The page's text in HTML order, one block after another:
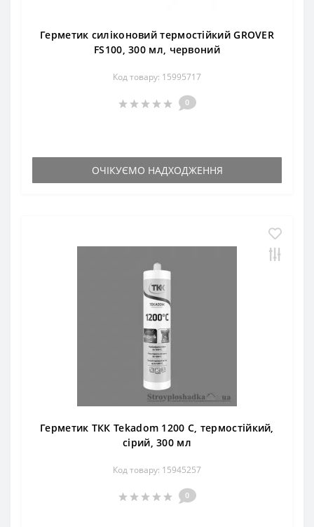
Герметик силіконовий термостійкий GROVER
FS100, 300 мл, червоний
Код товару: 15995717
0
ОЧІКУЄМО НАДХОДЖЕННЯ
Герметик ТКК Tekadom 1200 C, термостійкий,
сірий, 300 мл
Код товару: 15945257
0